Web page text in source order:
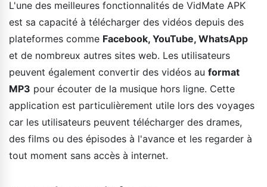
L'une des meilleures fonctionnalités de VidMate APK
est sa capacité à télécharger des vidéos depuis des
plateformes comme Facebook, YouTube, WhatsApp
et de nombreux autres sites web. Les utilisateurs
peuvent également convertir des vidéos au format
MP3 pour écouter de la musique hors ligne. Cette
application est particulièrement utile lors des voyages
car les utilisateurs peuvent télécharger des drames,
des films ou des épisodes à l'avance et les regarder à
tout moment sans accès à internet.